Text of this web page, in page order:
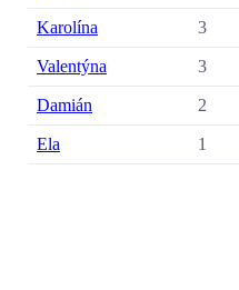
Karolína 3
Valentýna 3
Damián 2
Ela 1